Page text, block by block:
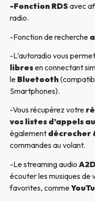
-Fonction RDSavec
radio.
-Fonction de recherche
-L’autoradio vous
libresen connectant
le Bluetooth
Smartphones).
-Vous récupérez votre
vos listes d’appels
également décrocher
commandes au volant.
-Le streaming audio
écouter les musiques de
favorites, comme